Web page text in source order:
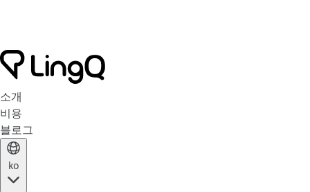
소개
비용
블로그
ko